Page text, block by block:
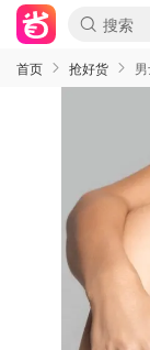
首页 抢好货